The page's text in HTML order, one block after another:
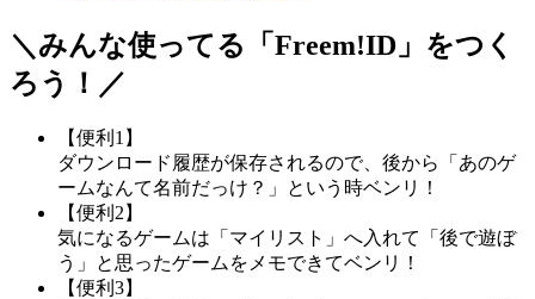
＼みんな使ってる「 Freem!ID 」をつく
ろう！／
【便利1】
ダウンロード履歴が保存されるので、後から「あのゲ
ームなんて名前だっけ？」という時ベンリ！
【便利2】
気になるゲームは「マイリスト」へ入れて「後で遊ぼ
う」と思ったゲームをメモできてベンリ！
【便利3】